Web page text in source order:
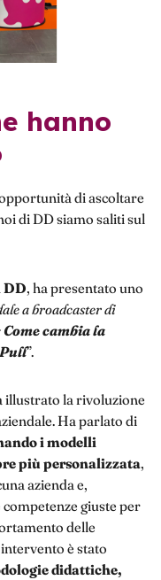
di ascoltare
di DD siamo saliti sul
DD, ha presentato uno
a broadcaster di
Come cambia la
”.
illustrato la rivoluzione
Ha parlato di
i modelli
più personalizzata,
azienda e,
giuste per
delle
è stato
didattiche,